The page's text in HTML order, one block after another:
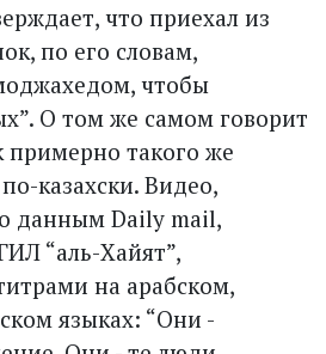
что приехал из
по его словам,
чтобы
О том же самом говорит
примерно такого же
казахски. Видео,
данным Daily mail,
“аль-Хайят”,
на арабском,
языках: “Они -